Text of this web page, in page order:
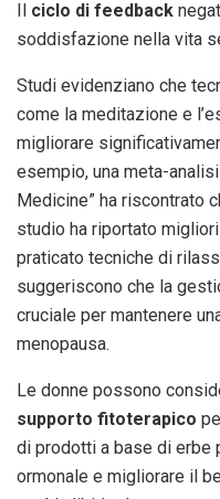
ciclo di feedback
soddisfazione nella vita
Studi evidenziano che
come la meditazione e
migliorare
esempio, una meta-
Medicine” ha riscontrato
studio ha riportato
praticato tecniche di
suggeriscono che la
cruciale per mantenere
menopausa.
Le donne possono
supporto fitoterapico
di prodotti a base di erbe
ormonale e migliorare il